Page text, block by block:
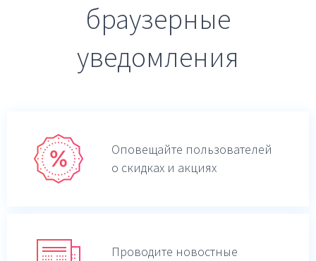
браузерные
уведомления
Оповещайте пользователей
о скидках и акциях
Проводите новостные